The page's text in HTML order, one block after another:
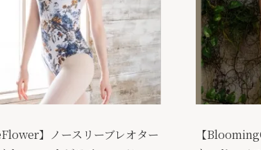
】ノースリーブレオター
【